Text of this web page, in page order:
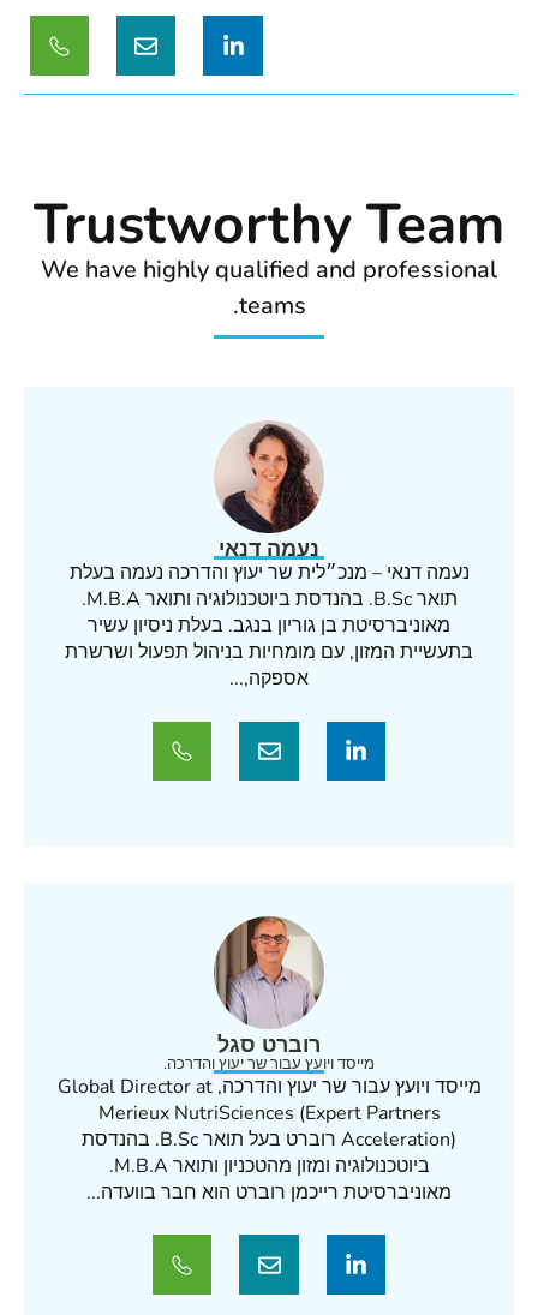
Trustworthy Team
We have highly qualified and professional
teams.
נעמה דנאי
נעמה דנאי – מנכ״לית שר יעוץ והדרכה נעמה בעלת
תואר B.Sc. בהנדסת ביוטכנולוגיה ותואר M.B.A.
מאוניברסיטת בן גוריון בנגב. בעלת ניסיון עשיר
בתעשיית המזון, עם מומחיות בניהול תפעול ושרשרת
אספקה,...
רוברט סגל
מייסד ויועץ עבור שר יעוץ והדרכה.
מייסד ויועץ עבור שר יעוץ והדרכה, Global Director at
Merieux NutriSciences (Expert Partners
Acceleration) רוברט בעל תואר B.Sc. בהנדסת
ביוטכנולוגיה ומזון מהטכניון ותואר M.B.A.
מאוניברסיטת רייכמן רוברט הוא חבר בוועדה...